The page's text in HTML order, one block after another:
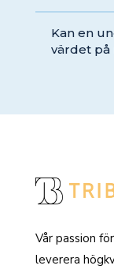
Kan en
värdet på
Vår passion
leverera